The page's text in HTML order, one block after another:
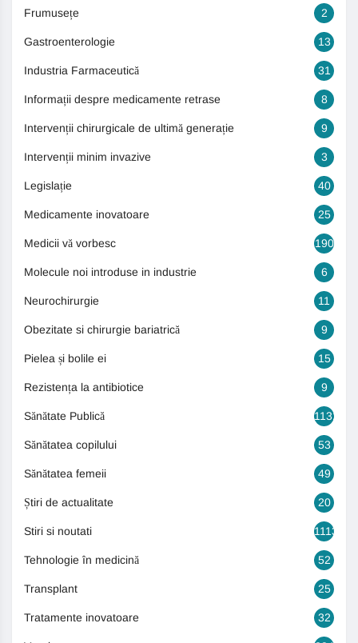
Frumusețe 2
Gastroenterologie 13
Industria Farmaceutică 31
Informații despre medicamente retrase 8
Intervenții chirurgicale de ultimă generație 9
Intervenții minim invazive 3
Legislație 40
Medicamente inovatoare 25
Medicii vă vorbesc 190
Molecule noi introduse in industrie 6
Neurochirurgie 11
Obezitate si chirurgie bariatrică 9
Pielea și bolile ei 15
Rezistența la antibiotice 9
Sănătate Publică 1131
Sănătatea copilului 53
Sănătatea femeii 49
Știri de actualitate 20
Stiri si noutati 1113
Tehnologie în medicină 52
Transplant 25
Tratamente inovatoare 32